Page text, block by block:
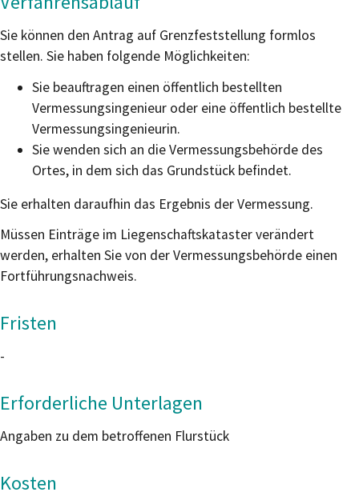
Sie können den Antrag auf Grenzfeststellung formlos
stellen. Sie haben folgende Möglichkeiten:
Sie beauftragen einen öffentlich bestellten
Vermessungsingenieur oder eine öffentlich bestellte
Vermessungsingenieurin.
Sie wenden sich an die Vermessungsbehörde des
Ortes, in dem sich das Grundstück befindet.
Sie erhalten daraufhin das Ergebnis der Vermessung.
Müssen Einträge im Liegenschaftskataster verändert
werden, erhalten Sie von der Vermessungsbehörde einen
Fortführungsnachweis.
Fristen
-
Erforderliche Unterlagen
Angaben zu dem betroffenen Flurstück
Kosten